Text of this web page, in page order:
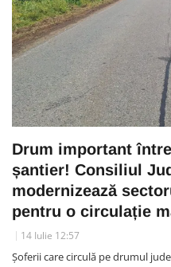
Drum important
șantier! Consiliul
modernizează
pentru o circulație
14 Iulie 12:57
Șoferii care circulă pe drumul